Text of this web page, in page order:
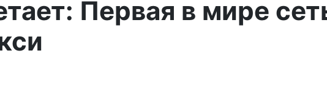
Первая в мире